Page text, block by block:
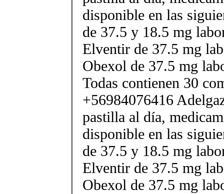
disponible en las
de 37.5 y 18.5 mg
Elventir de 37.5 mg
Obexol de 37.5 mg
Todas contienen 30
+56984076416
pastilla al día,
disponible en las
de 37.5 y 18.5 mg
Elventir de 37.5 mg
Obexol de 37.5 mg